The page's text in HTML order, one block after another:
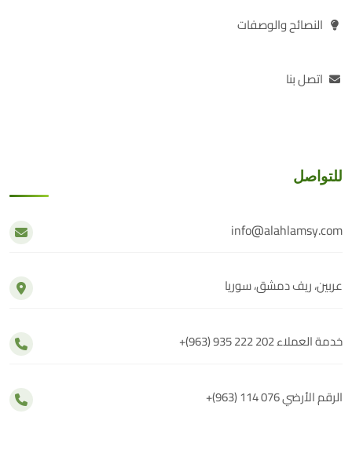
النصائح والوصفات
اتصل بنا
للتواصل
info@alahlamsy.com
عربين، ريف دمشق، سوريا
+(963) 935 222 202خدمة العملاء
+(963) 114 076الرقم الأرضي